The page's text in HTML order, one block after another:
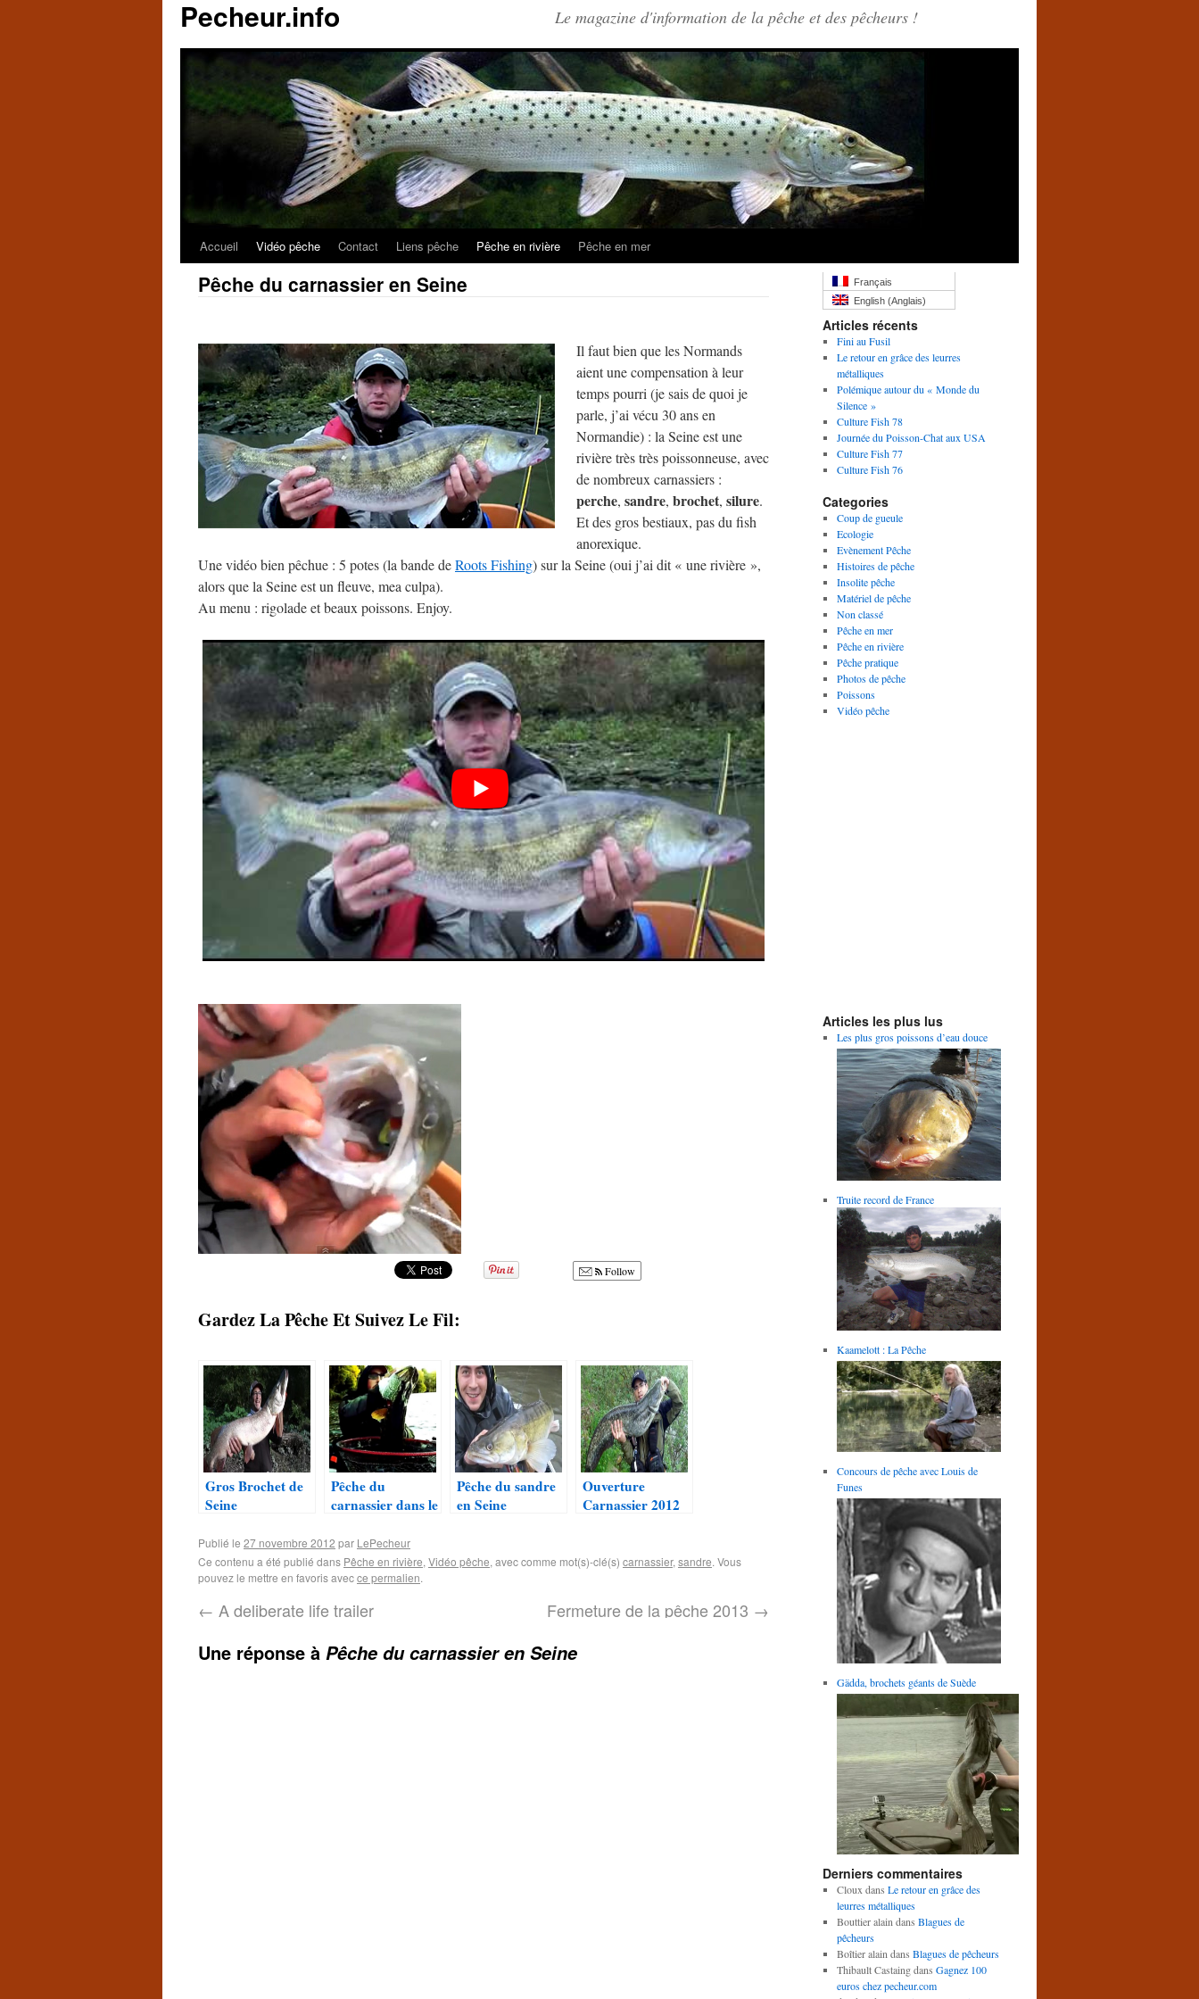
Pecheur.info Le magazine d'information de la pêche et des pêcheurs !
Accueil Vidéo pêche Contact Liens pêche Pêche en rivière Pêche en mer
Pêche du carnassier en Seine
Il faut bien que les Normands
aient une compensation à leur
temps pourri (je sais de quoi je
parle, j’ai vécu 30 ans en
Normandie) : la Seine est une
rivière très très poissonneuse, avec
de nombreux carnassiers :
perche, sandre, brochet, silure.
Et des gros bestiaux, pas du fish
anorexique.
Une vidéo bien pêchue : 5 potes (la bande deRoots Fishing) sur la Seine (oui j’ai dit « une rivière »,
alors que la Seine est un fleuve, mea culpa).
Au menu : rigolade et beaux poissons. Enjoy.
Follow
Gardez La Pêche Et Suivez Le Fil:
Gros Brochet de
Seine
Pêche du
carnassier dans le
Pêche du sandre
en Seine
Ouverture
Carnassier 2012
Publié le 27 novembre 2012 par LePecheur
Ce contenu a été publié dans Pêche en rivière, Vidéo pêche, avec comme mot(s)-clé(s) carnassier, sandre. Vous
pouvez le mettre en favoris avecce permalien.
← A deliberate life trailer Fermeture de la pêche 2013 →
Une réponse à Pêche du carnassier en Seine
Français
English (Anglais)
Articles récents
Fini au Fusil
Le retour en grâce des leurres
métalliques
Polémique autour du « Monde du
Silence »
Culture Fish 78
Journée du Poisson-Chat aux USA
Culture Fish 77
Culture Fish 76
Categories
Coup de gueule
Ecologie
Evènement Pêche
Histoires de pêche
Insolite pêche
Matériel de pêche
Non classé
Pêche en mer
Pêche en rivière
Pêche pratique
Photos de pêche
Poissons
Vidéo pêche
Articles les plus lus
Les plus gros poissons d’eau douce
Truite record de France
Kaamelott : La Pêche
Concours de pêche avec Louis de
Funes
Gädda, brochets géants de Suède
Derniers commentaires
Cloux dans Le retour en grâce des
leurres métalliques
Bouttier alain dans Blagues de
pêcheurs
Boîtier alain dans Blagues de pêcheurs
Thibault Castaingdans Gagnez 100
euros chez pecheur.com